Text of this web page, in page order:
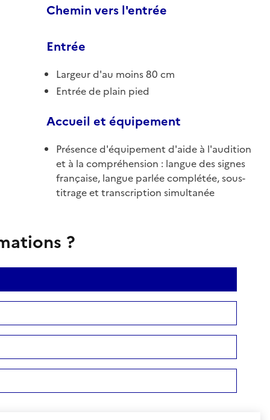
Chemin vers l'entrée
Entrée
Largeur d'au moins 80 cm
Entrée de plain pied
Accueil et équipement
Présence d'équipement d'aide à l'audition
et à la compréhension : langue des signes
française, langue parlée complétée, sous-
titrage et transcription simultanée
?